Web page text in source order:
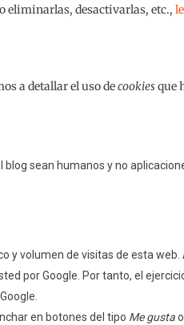
eliminarlas, desactivarlas, etc.,le
a detallar el uso decookiesque
sean humanos y no
y volumen de visitas de esta web.
por Google. Por tanto, el
en botones del tipo Me gustao